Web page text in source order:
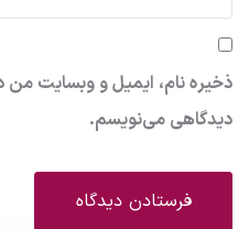
ذخیره نام، ایمیل و وبسایت من
دیدگاهی می‌نویسم.